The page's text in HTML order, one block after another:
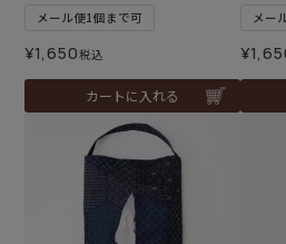
メール便1個まで可
¥1,650税込
カートに入れる
メー
¥